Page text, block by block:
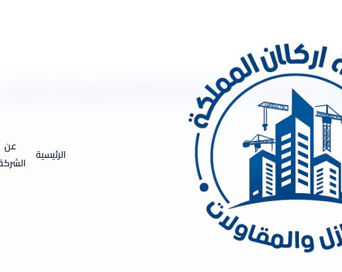
الرئيسية
عن
أركان المملكة للعوازل
شركة عزل فوم بتبوك 0533334179 شركة أركان المملكة للعوازل والمقاولات العامة شركة عزل فوم بتبوك ..
الفوم من المواد الشديدة في العزل والتى تمنع درجات الحرارة من الوصول الى
عن التغير المناخى الخارجى سواء درجات الحرارة العالية او المنخفضة وتمنع
عليك تكاليف التكيفات المرتفعة والتى تسحب الكهرباء بشكل مرتفع ن وكانت شركة
فريق العمل الخبير بشئون العزل وبتكاليف منخفضة شركة عوازل اسطح بتبوك
تسرب مياه داخل الجدران باستخدام مواد معينه لحمايه الاسطح ولذا افضل انواع
من حدوث اى تسرب مائى بداخله او اى ظروف خارجيه او داخليه تحدث للمنشاه
تجاه المنشاه سواء كانت صناعيه . ام تجاريه ام منزليه حيث ان شركه افضل